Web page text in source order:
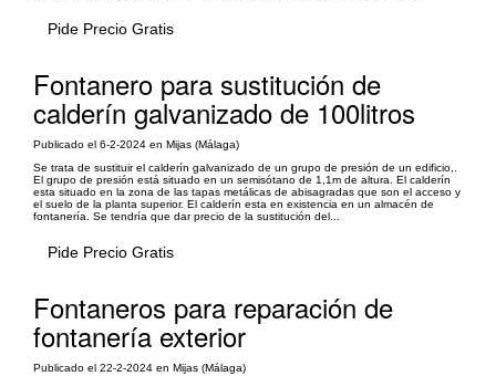
Pide Precio Gratis
Fontanero para sustitución de
calderín galvanizado de 100litros
Publicado el 6-2-2024 en Mijas (Málaga)
Se trata de sustituir el calderín galvanizado de un grupo de presión de un edificio,.
El grupo de presión está situado en un semisótano de 1,1m de altura. El calderín
esta situado en la zona de las tapas metálicas de abisagradas que son el acceso y
el suelo de la planta superior. El calderín esta en existencia en un almacén de
fontanería. Se tendría que dar precio de la sustitución del...
Pide Precio Gratis
Fontaneros para reparación de
fontanería exterior
Publicado el 22-2-2024 en Mijas (Málaga)